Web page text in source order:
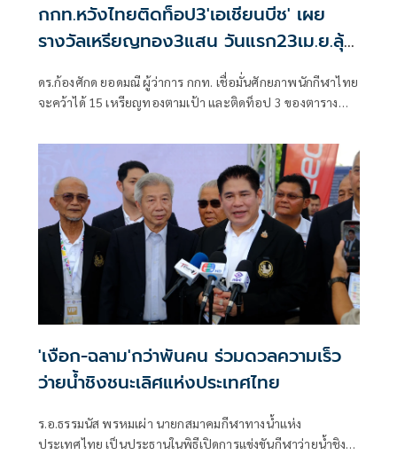
กกท.หวังไทยติดท็อป3'เอเชียนบีช' เผย
รางวัลเหรียญทอง3แสน วันแรก23เม.ย.ลุ้น
ดร.ก้องศักด ยอดมณี ผู้ว่าการ กกท. เชื่อมั่นศักยภาพนักกีฬาไทย
จะคว้าได้ 15 เหรียญทองตามเป้า และติดท็อป 3 ของตาราง
หลักเกณฑ์เงินรางวัลจากกองทุนพัฒนาการกีฬาแห่งชาติ
เหรียญทองรับ 300,000 บาท เหรียญเงิน 150,000 บาท และ
เหรียญทองแดง 75,000 บาท ส่วนโปรแกรมการแข่งขันวันแรก
วันที่ 23 เมษายน 2569 ทัพไทย มีลุ้นจากยูยิตสูและว่ายน้ำ
มาราธอน
'เงือก-ฉลาม'กว่าพันคน ร่วมดวลความเร็ว
ว่ายน้ำชิงชนะเลิศแห่งประเทศไทย
ร.อ.ธรรมนัส พรหมเผ่า นายกสมาคมกีฬาทางน้ำแห่ง
ประเทศไทย เป็นประธานในพิธีเปิดการแข่งขันกีฬาว่ายน้ำชิง